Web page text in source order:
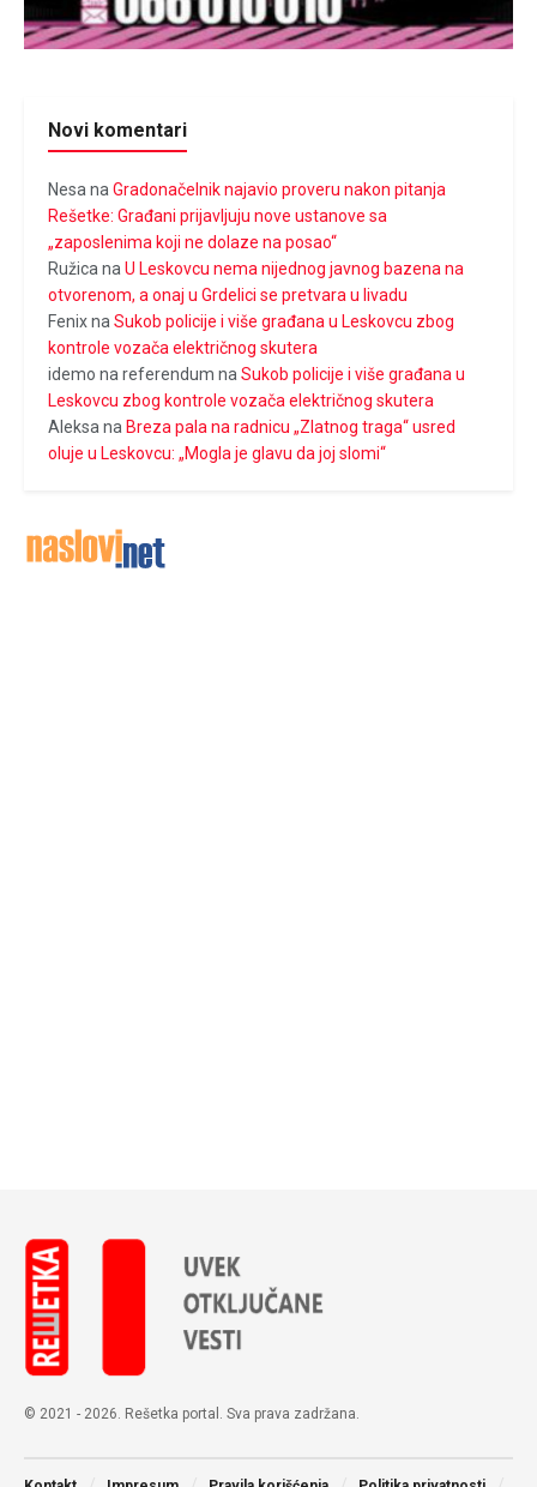
Novi komentari
NesanaGradonačelnik najavio proveru nakon pitanja
Rešetke: Građani prijavljuju nove ustanove sa
„zaposlenima koji ne dolaze na posao“
RužicanaU Leskovcu nema nijednog javnog bazena na
otvorenom, a onaj u Grdelici se pretvara u livadu
FenixnaSukob policije i više građana u Leskovcu zbog
kontrole vozača električnog skutera
idemo na referendum naSukob policije i više građana u
Leskovcu zbog kontrole vozača električnog skutera
Aleksana Breza pala na radnicu „Zlatnog traga“ usred
oluje u Leskovcu: „Mogla je glavu da joj slomi“
© 2021 - 2026. Rešetka portal. Sva prava zadržana.